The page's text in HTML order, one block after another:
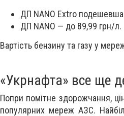
ДП NANO Extro
ДП NANO — до 89,99 грн/л.
Вартість бензину та газу у
«Укрнафта» все ще
Попри помітне здорожчання,
популярних мереж АЗС.